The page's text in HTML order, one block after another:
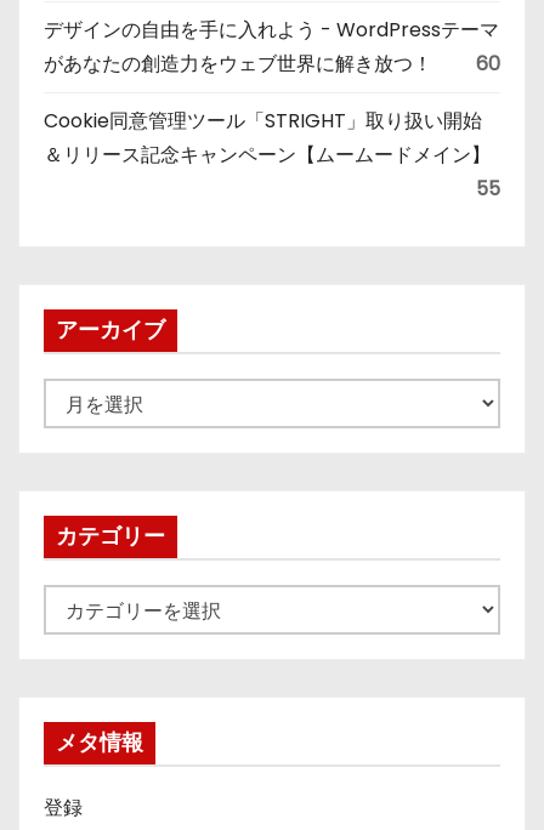
デザインの自由を手に入れよう - WordPressテーマ
があなたの創造力をウェブ世界に解き放つ！
60
Cookie同意管理ツール「STRIGHT」取り扱い開始
＆リリース記念キャンペーン【ムームードメイン】
55
アーカイブ
ー
ブカテゴリー
テ
メタ情報
登録